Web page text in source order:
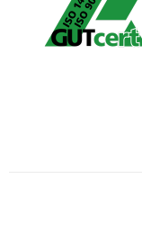
Transport
Services de A à Z
Durabilité
Histoire
Mastercard
Bancontact